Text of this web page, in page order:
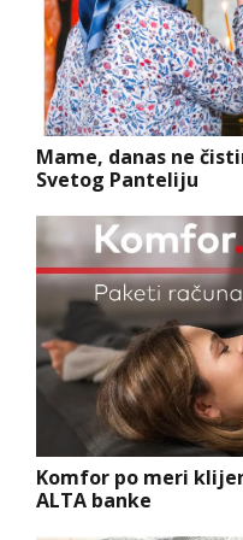
Mame, danas ne
Svetog Panteliju
Komfor po meri
ALTA banke